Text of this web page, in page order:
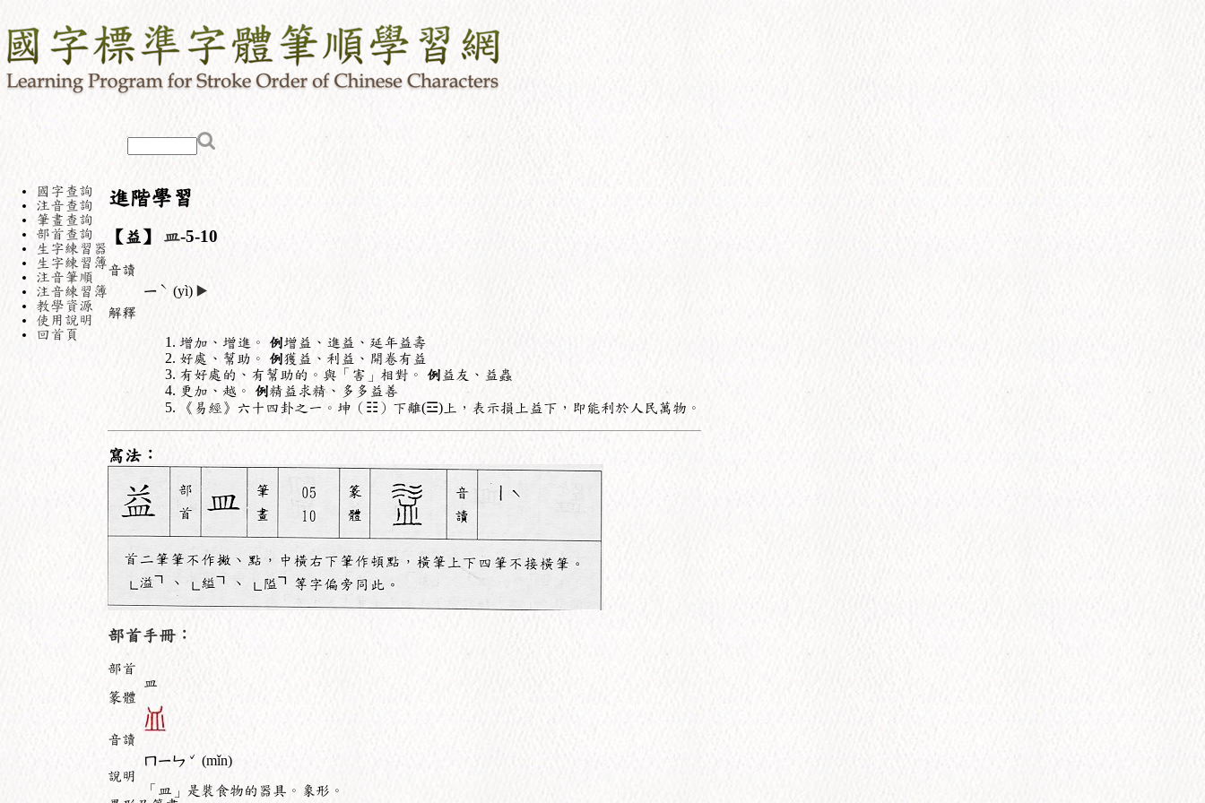
國字查詢
注音查詢
筆畫查詢
部首查詢
生字練習器
生字練習簿
注音筆順
注音練習簿
教學資源
使用說明
回首頁
進階學習
【益】 皿-5-10
音讀
ㄧ ˋ (yì) ▶️
解釋
增加、增進。 例增益、進益、延年益壽
好處、幫助。 例獲益、利益、開卷有益
有好處的、有幫助的。與「害」相對。 例 益友、益蟲
更加、越。 例精益求精、多多益善
《易經》六十四卦之一。坤（☷）下離(☲)上，表示損上益下，即能利於人民萬物。
寫法：
部首手冊：
部首
皿
篆體
音讀
ㄇㄧㄣ ˇ (mǐn)
說明
「皿」是裝食物的器具。象形。